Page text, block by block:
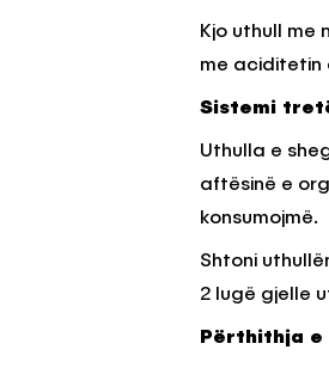
Kjo uthull
me aciditetin
Sistemi
Uthulla e
aftësinë e
konsumojmë.
Shtoni
2 lugë gjelle
Përthithja